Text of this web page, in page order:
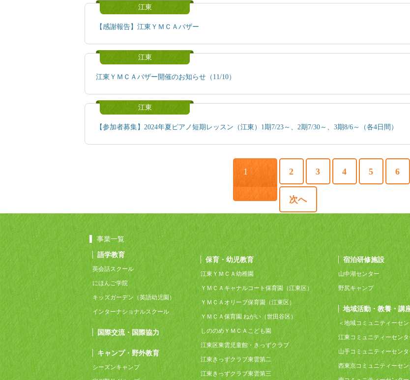
江東
【感謝報告】江東ＹＭＣＡバザー
江東
江東ＹＭＣＡバザー開催のお知らせ（11/10）
江東
【参加者募集】2024年夏ピアノ短期レッスン（江東）1期7/23～、2期7/30～、3期8/6～（各4日間）
1 2 3 4 5 6
次へ
事業一覧
語学教育
英会話スクール
にほんご学院
キッズガーデン（英語幼児園）
インターナショナルスクール
国際交流・国際協力
キャンプ・野外教育
シーズンキャンプ
保育・幼児教育
江東ＹＭＣＡ幼稚園
ＹＭＣＡキャナルコート保育園（江東区）
ＹＭＣＡオリーブ保育園（江東区）
ＹＭＣＡ保育園 ねがい（世田谷区）
しののめＹＭＣＡこども園
江東区東雲児童館・きっずクラブ
江東きっずクラブ東雲第二
江東きっずクラブ東雲第三
宿泊研修施設
山中湖センター
野尻キャンプ
地域活動・教養・講
＜地域コミュニティーセン
江東コミュニティーセンタ
山手コミュニティーセンタ
西東京コミュニティーセ